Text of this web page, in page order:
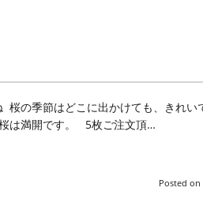
の季節はどこに出かけても、きれい
は満開です。 5枚ご注文頂…
Posted on